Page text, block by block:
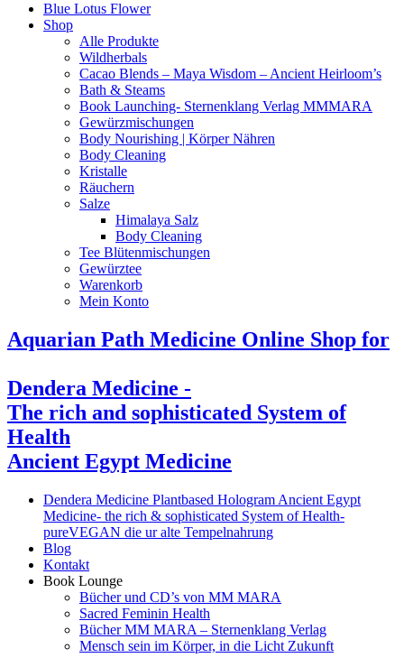
Blue Lotus Flower
Shop
Alle Produkte
Wildherbals
Cacao Blends – Maya Wisdom – Ancient Heirloom’s
Bath & Steams
Book Launching- Sternenklang Verlag MMMARA
Gewürzmischungen
Body Nourishing | Körper Nähren
Body Cleaning
Kristalle
Räuchern
Salze
Himalaya Salz
Body Cleaning
Tee Blütenmischungen
Gewürztee
Warenkorb
Mein Konto
Aquarian Path Medicine Online Shop for
Dendera Medicine -
The rich and sophisticated System of
Health
Ancient Egypt Medicine
Dendera Medicine Plantbased Hologram Ancient Egypt
Medicine- the rich & sophisticated System of Health-
pureVEGAN die ur alte Tempelnahrung
Blog
Kontakt
Book Lounge
Bücher und CD’s von MM MARA
Sacred Feminin Health
Bücher MM MARA – Sternenklang Verlag
Mensch sein im Körper, in die Licht Zukunft